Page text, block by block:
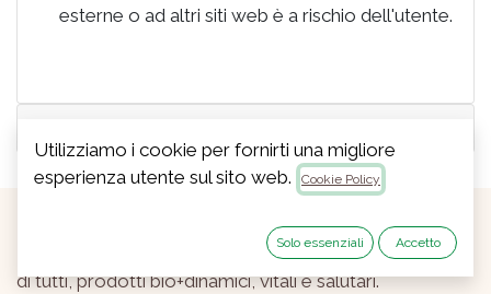
esterne o ad altri siti web è a rischio dell'utente.
Dal 1985, coltiviamo con l'obiettivo di migliorare la vita
di tutti, prodotti bio+dinamici, vitali e salutari.
Utilizziamo i cookie per fornirti una migliore
esperienza utente sul sito web.
Cookie Policy
Solo essenziali Accetto